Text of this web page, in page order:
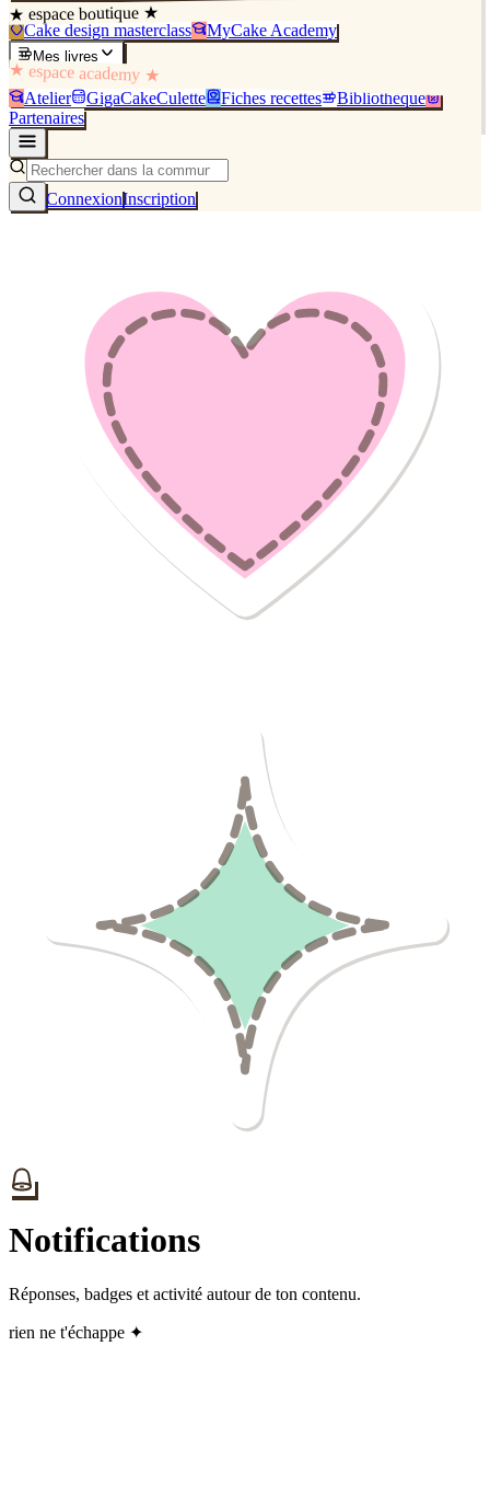
★ espace boutique ★
Cake design masterclass MyCake Academy
Mes livres
★ espace academy ★
Atelier GigaCakeCulette Fiches recettes
Bibliothèque
Partenaires
ConnexionInscription
Notifications
Réponses, badges et activité autour de ton contenu.
rien ne t'échappe ✦